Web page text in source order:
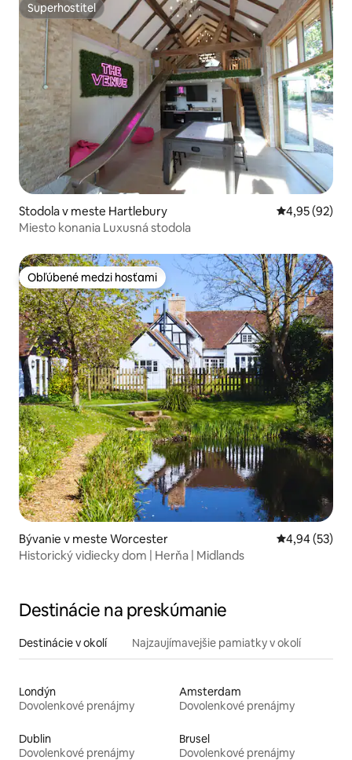
Superhostiteľ
Superhostiteľ
Stodola v meste Hartlebury Priemerné
4,95 (92)
Miesto konania Luxusná stodola
Obľúbené medzi hosťami
Obľúbené medzi hosťami
Bývanie v meste Worcester Priemerné
4,94 (53)
Historický vidiecky dom | Herňa | Midlands
Destinácie na preskúmanie
Destinácie v okolí Najzaujímavejšie pamiatky v okolí
Londýn
Dovolenkové prenájmy
Amsterdam
Dovolenkové prenájmy
Dublin
Dovolenkové prenájmy
Brusel
Dovolenkové prenájmy